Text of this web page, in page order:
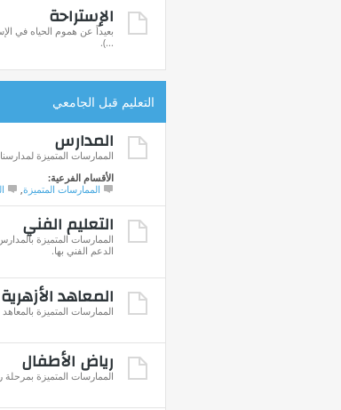
الإستراحة
بعيداً عن هموم الحياه في
...).
التعليم قبل الجامعي
المدارس
الممارسات المتميزة
الأقسام الفرعية:
الممارسات المتميزة
التعليم الفني
الممارسات المتميزة
الدعم الفني بها.
المعاهد الأزهرية
الممارسات المتميزة
رياض الأطفال
الممارسات المتميزة